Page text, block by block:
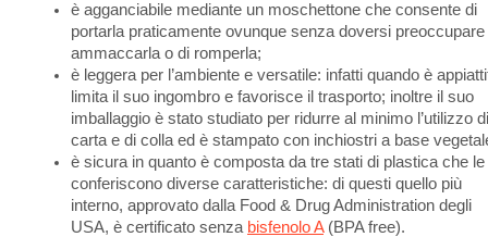
è agganciabile mediante un moschettone che consente di
portarla praticamente ovunque senza doversi preoccupare
ammaccarla o di romperla;
è leggera per l’ambiente e versatile: infatti quando è
limita il suo ingombro e favorisce il trasporto; inoltre il suo
imballaggio è stato studiato per ridurre al minimo l’utilizzo di
carta e di colla ed è stampato con inchiostri a base
è sicura in quanto è composta da tre stati di plastica che le
conferiscono diverse caratteristiche: di questi quello più
interno, approvato dalla Food & Drug Administration degli
USA, è certificato senza bisfenolo A(BPA free).